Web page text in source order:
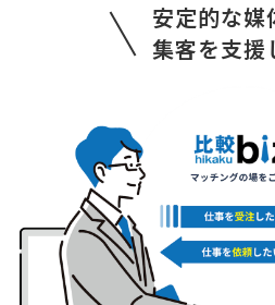
安定的な媒
集客を支援
総額予算 相談して決めたい
[依頼したい業務] 給与計算 助成金 人事
ております。
人気案件
【サー
への相談・問合せ
社会保険労務士 > 社会保険
月額予算 月3万円まで